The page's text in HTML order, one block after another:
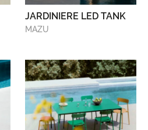
JARDINIERE LED TANK
MAZU